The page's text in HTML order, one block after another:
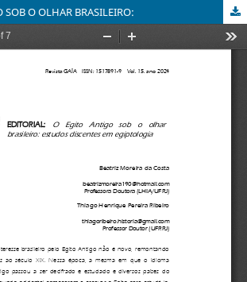
SOB O OLHAR BRASILEIRO: